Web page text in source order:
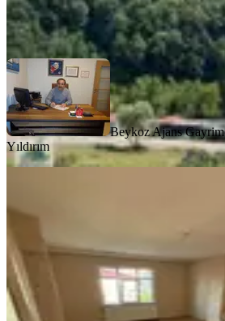
Beykoz Ajans GayrimenkulHüseyin
Ara
Beykoz Ajans
Yıldırım
2+1·120 m²
25.500 ₺